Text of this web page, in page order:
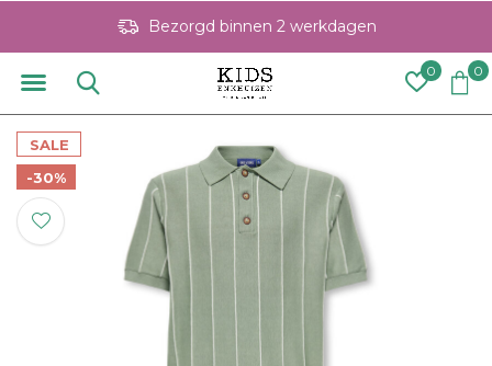
0 0
Bezorgd binnen 2 werkdagen
SALE
-30%